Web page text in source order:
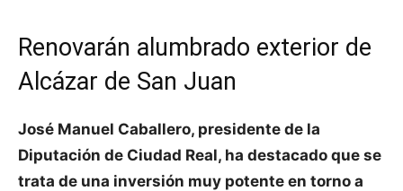
Renovarán alumbrado exterior de
Alcázar de San Juan
José Manuel Caballero, presidente de la
Diputación de Ciudad Real, ha destacado que se
trata de una inversión muy potente en torno a